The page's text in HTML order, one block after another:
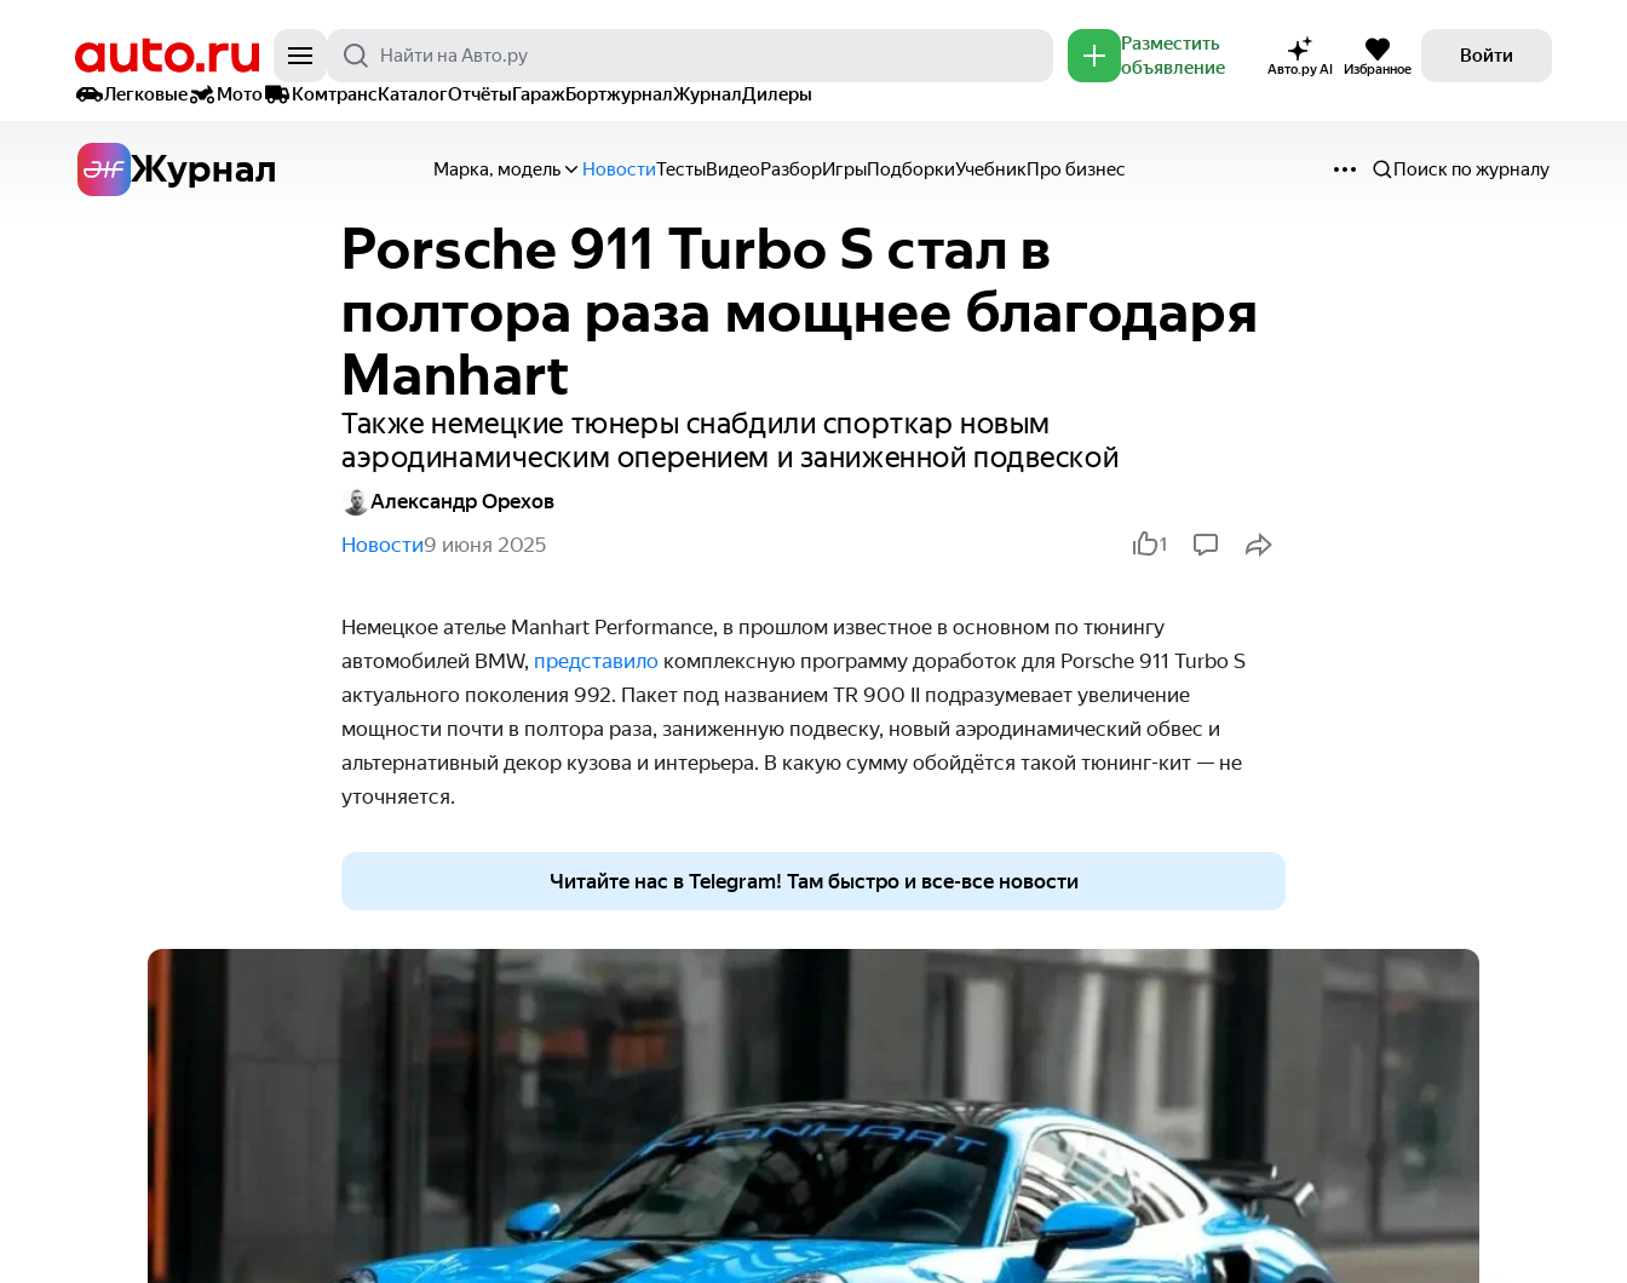
Разместить
объявление
Авто.ру AI Избранное
Войти
Легковые
Мото КомтрансКаталогОтчётыГаражБортжурналЖурналДилеры
Журнал Марка, модель НовостиТестыВидеоРазборИгрыПодборкиУчебникПро бизнес Поиск по журналу
Porsche 911 Turbo S стал в
полтора раза мощнее благодаря
Manhart
Также немецкие тюнеры снабдили спорткар новым
аэродинамическим оперением и заниженной подвеской
Александр Орехов
Новости9 июня 2025 1
Немецкое ателье Manhart Performance, в прошлом известное в основном по тюнингу
автомобилей BMW, представило комплексную программу доработок для Porsche 911 Turbo S
актуального поколения 992. Пакет под названием TR 900 II подразумевает увеличение
мощности почти в полтора раза, заниженную подвеску, новый аэродинамический обвес и
альтернативный декор кузова и интерьера. В какую сумму обойдётся такой тюнинг-кит — не
уточняется.
Читайте нас в Telegram! Там быстро и все-все новости